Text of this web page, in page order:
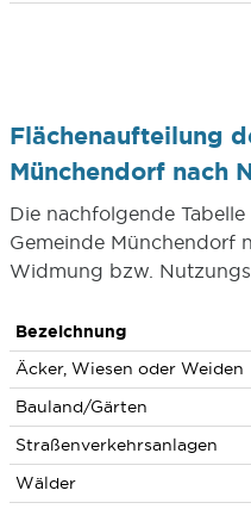
Flächenaufteilung
Münchendorf nach
Die nachfolgende
Gemeinde Münchendorf
Widmung bzw.
Bezeichnung
Äcker, Wiesen oder Weiden
Bauland/Gärten
Straßenverkehrsanlagen
Wälder